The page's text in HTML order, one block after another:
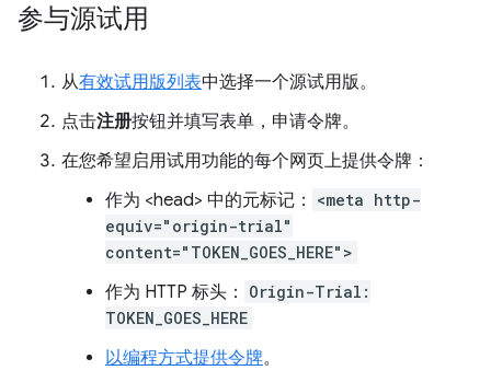
参与源试用
从有效试用版列表中选择一个源试用版。
点击注册按钮并填写表单，申请令牌。
在您希望启用试用功能的每个网页上提供令牌：
作为 <head> 中的元标记：
<meta http-
equiv="origin-trial"
content="TOKEN_GOES_HERE">
作为 HTTP 标头：
Origin-Trial:
TOKEN_GOES_HERE
以编程方式提供令牌。